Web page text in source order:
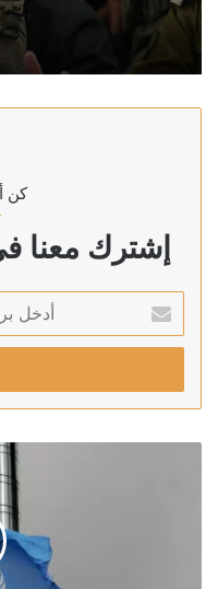
كن
إشترك معنا
بريدك
الإلكتروني